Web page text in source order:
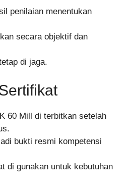
penilaian menentukan
secara objektif dan
di jaga.
60 Mill di terbitkan setelah
bukti resmi kompetensi
di gunakan untuk kebutuhan